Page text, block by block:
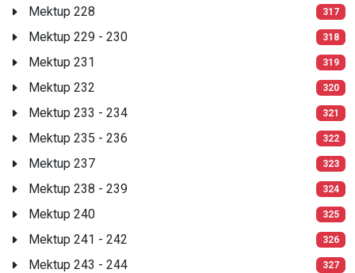
Mektup 228 317
Mektup 229 - 230 318
Mektup 231 319
Mektup 232 320
Mektup 233 - 234 321
Mektup 235 - 236 322
Mektup 237 323
Mektup 238 - 239 324
Mektup 240 325
Mektup 241 - 242 326
Mektup 243 - 244 327